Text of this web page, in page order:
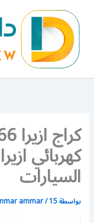
المحتوى
كهربائي
السيارات
بواسطة ammar/15 مايو، 2020